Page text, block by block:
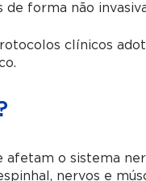
forma não
clínicos
afetam o sistema
nervos e